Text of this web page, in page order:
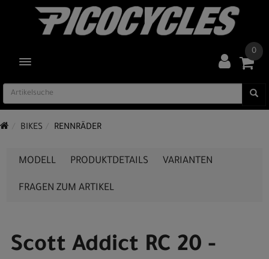
TOGGLE NAVIGATION
0
BIKES RENNRÄDER
MODELL PRODUKTDETAILS VARIANTEN
FRAGEN ZUM ARTIKEL
Scott Addict RC 20 -